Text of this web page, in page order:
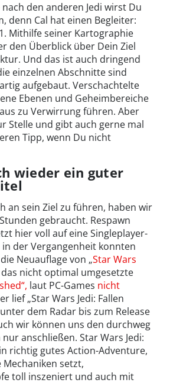
den anderen Jedi wirst Du
denn Cal hat einen Begleiter:
Mithilfe seiner Kartographie
den Überblick über Dein Ziel
Und das ist auch dringend
einzelnen Abschnitte sind
aufgebaut. Verschachtelte
Ebenen und Geheimbereiche
zu Verwirrung führen. Aber
Stelle und gibt auch gerne mal
Tipp, wenn Du nicht
wieder ein guter
an sein Ziel zu führen, haben wir
gebraucht. Respawn
hier voll auf eine Singleplayer-
in der Vergangenheit konnten
Neuauflage von „Star Wars
das nicht optimal umgesetzte
laut PC-Games nicht
lief „Star Wars Jedi: Fallen
dem Radar bis zum Release
wir können uns den durchweg
anschließen. Star Wars Jedi:
richtig gutes Action-Adventure,
setzt,
toll inszeniert und auch mit